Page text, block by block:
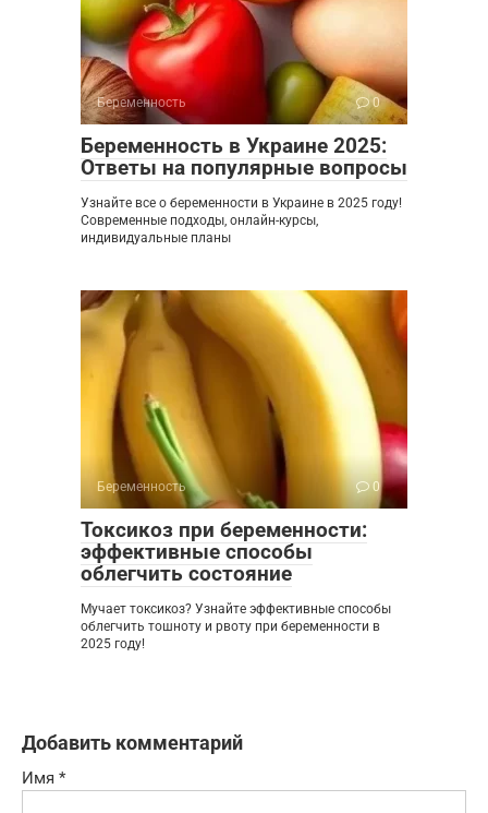
Беременность 0
Беременность в Украине 2025:
Ответы на популярные вопросы
Узнайте все о беременности в Украине в 2025 году!
Современные подходы, онлайн-курсы,
индивидуальные планы
Беременность 0
Токсикоз при беременности:
эффективные способы
облегчить состояние
Мучает токсикоз? Узнайте эффективные способы
облегчить тошноту и рвоту при беременности в
2025 году!
Добавить комментарий
Имя *